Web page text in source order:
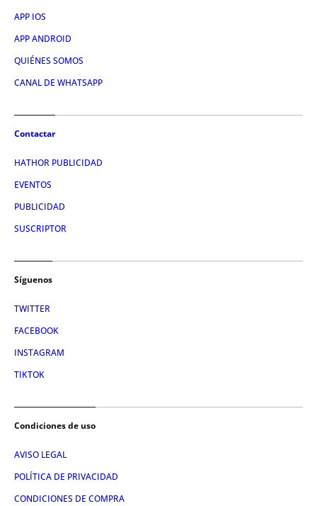
APP IOS
APP ANDROID
QUIÉNES SOMOS
CANAL DE WHATSAPP
Contactar
HATHOR PUBLICIDAD
EVENTOS
PUBLICIDAD
SUSCRIPTOR
Síguenos
TWITTER
FACEBOOK
INSTAGRAM
TIKTOK
Condiciones de uso
AVISO LEGAL
POLÍTICA DE PRIVACIDAD
CONDICIONES DE COMPRA